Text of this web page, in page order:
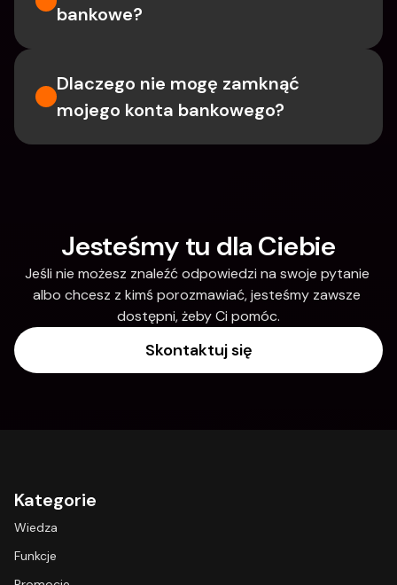
bankowe?
Dlaczego nie mogę zamknąć
mojego konta bankowego?
Jesteśmy tu dla Ciebie
Jeśli nie możesz znaleźć odpowiedzi na swoje pytanie
albo chcesz z kimś porozmawiać, jesteśmy zawsze
dostępni, żeby Ci pomóc.
Skontaktuj się
Kategorie
Wiedza
Funkcje